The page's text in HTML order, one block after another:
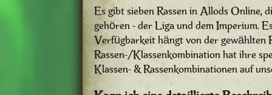
Es gibt sieben Rassen in Allods Online,
gehören - der Liga und dem Imperium.
Verfügbarkeit hängt von der gewählten
Rassen-/Klassenkombination hat ihre
Klassen- & Rassenkombinationen auf